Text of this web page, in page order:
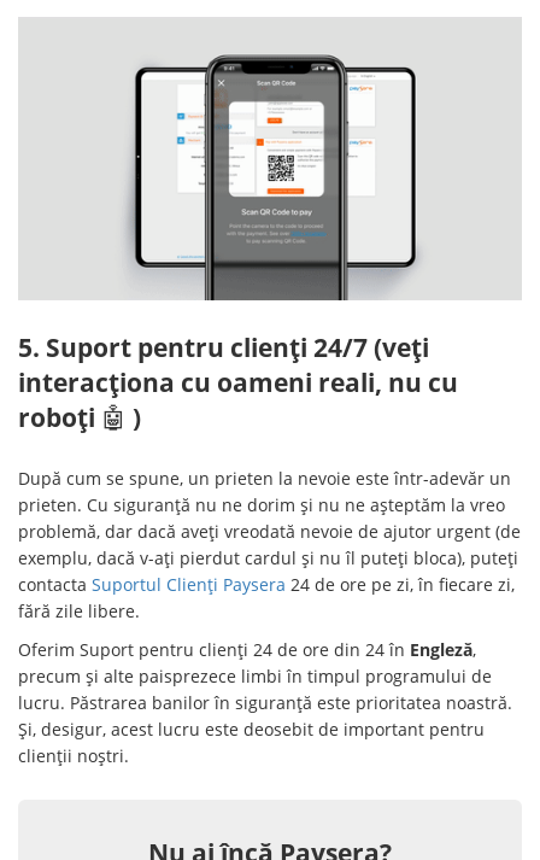
5. Suport pentru clienți 24/7 (veți
interacționa cu oameni reali, nu cu
roboți 🤖 )
După cum se spune, un prieten la nevoie este într-adevăr un
prieten. Cu siguranță nu ne dorim și nu ne așteptăm la vreo
problemă, dar dacă aveți vreodată nevoie de ajutor urgent (de
exemplu, dacă v-ați pierdut cardul și nu îl puteți bloca), puteți
contacta Suportul Clienți Paysera 24 de ore pe zi, în fiecare zi,
fără zile libere.
Oferim Suport pentru clienți 24 de ore din 24 în Engleză,
precum și alte paisprezece limbi în timpul programului de
lucru. Păstrarea banilor în siguranță este prioritatea noastră.
Și, desigur, acest lucru este deosebit de important pentru
clienții noștri.
Nu ai încă Paysera?